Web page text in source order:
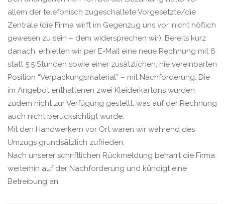
allem der telefonisch zugeschaltete Vorgesetzte/die
Zentrale (die Firma wirft im Gegenzug uns vor, nicht höflich
gewesen zu sein – dem widersprechen wir). Bereits kurz
danach, erhielten wir per E-Mail eine neue Rechnung mit 6
statt 5.5 Stunden sowie einer zusätzlichen, nie vereinbarten
Position “Verpackungsmaterial” – mit Nachforderung. Die
im Angebot enthaltenen zwei Kleiderkartons wurden
zudem nicht zur Verfügung gestellt, was auf der Rechnung
auch nicht berücksichtigt wurde.
Mit den Handwerkern vor Ort waren wir während des
Umzugs grundsätzlich zufrieden.
Nach unserer schriftlichen Rückmeldung beharrt die Firma
weiterhin auf der Nachforderung und kündigt eine
Betreibung an.